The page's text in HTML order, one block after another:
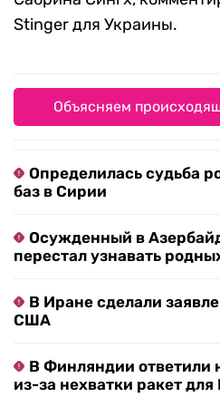
Stinger для Украины.
Объясняем
Определилась судьба
баз в Сирии
Осужденный в
перестал узнавать
В Иране сделали
США
В Финляндии ответили
из-за нехватки ракет